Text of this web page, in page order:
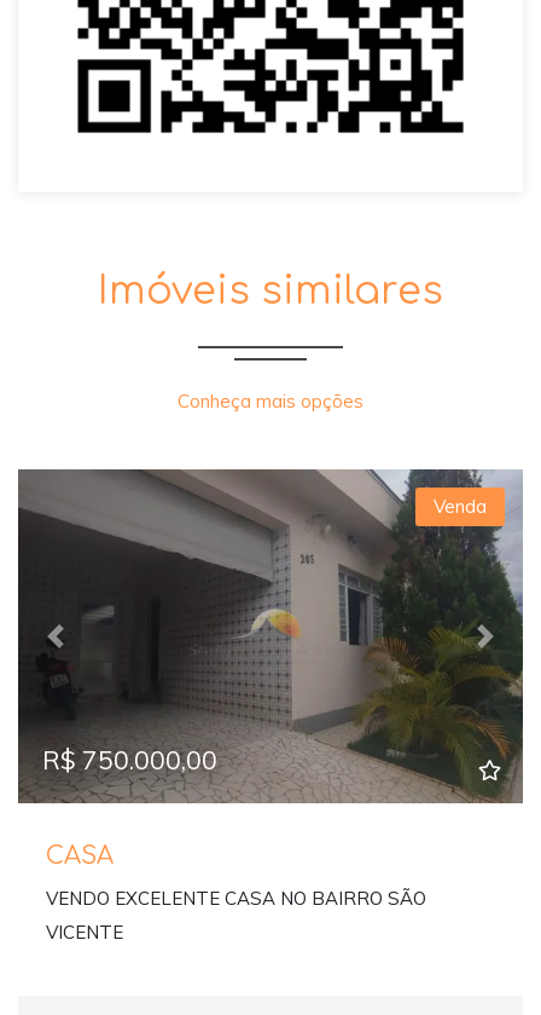
Imóveis similares
Conheça mais opções
Previous Next
Venda
R$ 750.000,00
CASA
VENDO EXCELENTE CASA NO BAIRRO SÃO
VICENTE